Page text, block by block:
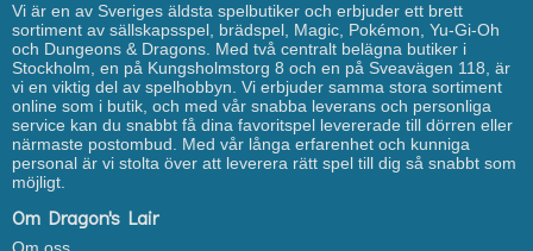
Vi är en av Sveriges äldsta spelbutiker och erbjuder ett brett
sortiment av sällskapsspel, brädspel, Magic, Pokémon, Yu-Gi-Oh
och Dungeons & Dragons. Med två centralt belägna butiker i
Stockholm, en på Kungsholmstorg 8 och en på Sveavägen 118, är
vi en viktig del av spelhobbyn. Vi erbjuder samma stora sortiment
online som i butik, och med vår snabba leverans och personliga
service kan du snabbt få dina favoritspel levererade till dörren eller
närmaste postombud. Med vår långa erfarenhet och kunniga
personal är vi stolta över att leverera rätt spel till dig så snabbt som
möjligt.
Om Dragon's Lair